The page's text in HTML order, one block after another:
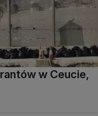
w Ceucie,